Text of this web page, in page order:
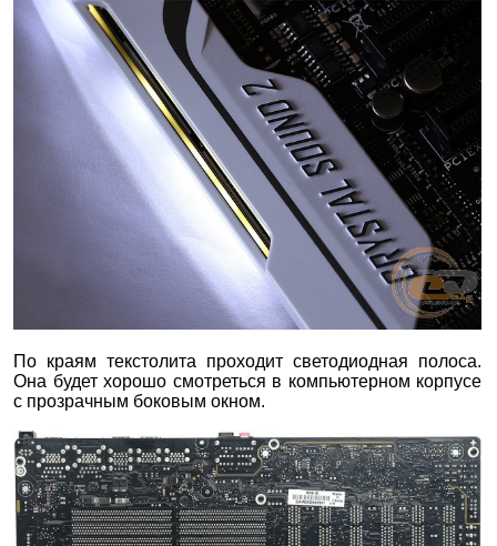
По краям текстолита проходит светодиодная полоса.
Она будет хорошо смотреться в компьютерном корпусе
с прозрачным боковым окном.